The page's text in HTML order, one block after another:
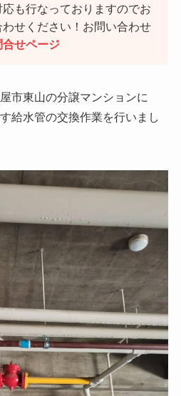
応も行なっておりますのでお
せください！お問い合わせ
合せページ
市東山の分譲マンションに
給水管の交換作業を行いまし